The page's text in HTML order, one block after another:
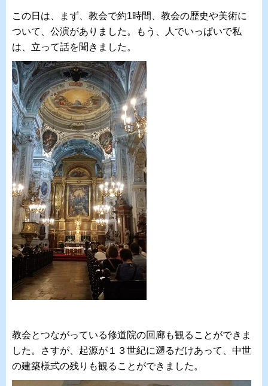
この日は、まず、教会で約1時間、教会の歴史や美術に
ついて、公演がありました。もう、人でいっぱいで私
は、立って話を聞きました。
教会とつながっている修道院の回廊も観ることができま
した。さすが、起源が１３世紀に遡るだけあって、中世
の建築様式の残りも観ることができました。